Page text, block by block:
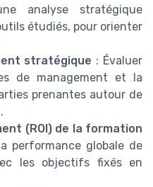
analyse stratégique
étudiés, pour orienter
stratégique : Évaluer
de management et la
prenantes autour de
(ROI) de la formation
performance globale de
les objectifs fixés en